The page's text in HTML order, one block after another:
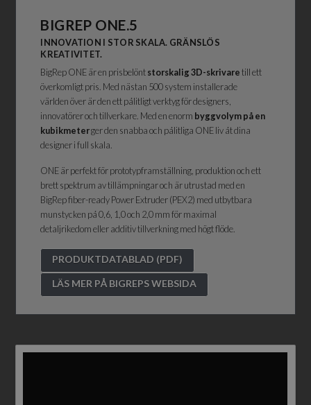
BIGREP ONE.5
INNOVATION I STOR SKALA. GRÄNSLÖS
KREATIVITET.
BigRep ONE är en prisbelöntstorskalig 3D-skrivaretill ett
överkomligt pris. Med nästan 500 system installerade
världen över är den ett pålitligt verktyg för designers,
innovatörer och tillverkare. Med en enorm byggvolym på en
kubikmeterger den snabba och pålitliga ONE liv åt dina
designer i full skala.
ONE är perfekt för prototypframställning, produktion och ett
brett spektrum av tillämpningar och är utrustad med en
BigRep fiber-ready Power Extruder (PEX2) med utbytbara
munstycken på 0,6, 1,0 och 2,0 mm för maximal
detaljrikedom eller additiv tillverkning med högt flöde.
PRODUKTDATABLAD (PDF)
LÄS MER PÅ BIGREPS WEBSIDA